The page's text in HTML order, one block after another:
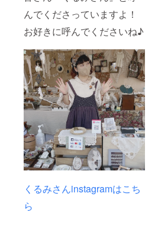
んでくださっていますよ！
お好きに呼んでくださいね♪
くるみさんinstagramはこち
ら